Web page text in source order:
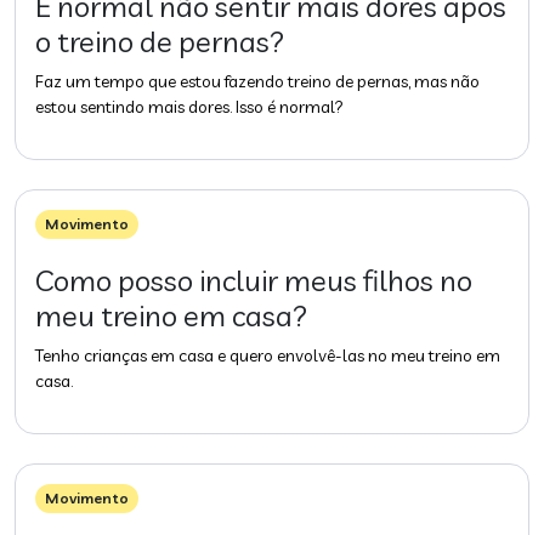
o treino de pernas?
Faz um tempo que estou fazendo treino de pernas, mas não
estou sentindo mais dores. Isso é normal?
Movimento
Como posso incluir meus filhos no
meu treino em casa?
Tenho crianças em casa e quero envolvê-las no meu treino em
casa.
Movimento